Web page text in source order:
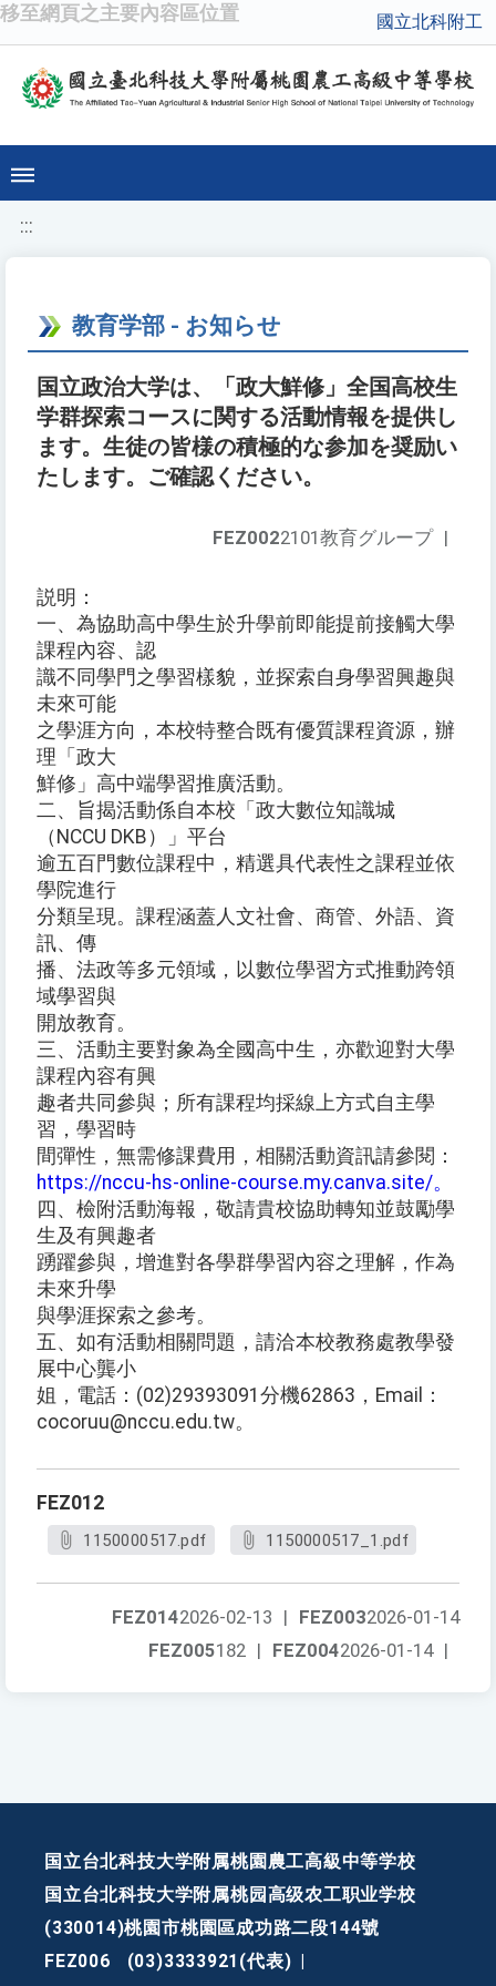
移至網頁之主要內容區位置 國立北科附工
:::
教育学部 - お知らせ
国立政治大学は、「政大鮮修」全国高校生
学群探索コースに関する活動情報を提供し
ます。生徒の皆様の積極的な参加を奨励い
たします。ご確認ください。
FEZ0022101教育グループ |
説明：
一、為協助高中學生於升學前即能提前接觸大學
課程內容、認
識不同學門之學習樣貌，並探索自身學習興趣與
未來可能
之學涯方向，本校特整合既有優質課程資源，辦
理「政大
鮮修」高中端學習推廣活動。
二、旨揭活動係自本校「政大數位知識城
（NCCU DKB）」平台
逾五百門數位課程中，精選具代表性之課程並依
學院進行
分類呈現。課程涵蓋人文社會、商管、外語、資
訊、傳
播、法政等多元領域，以數位學習方式推動跨領
域學習與
開放教育。
三、活動主要對象為全國高中生，亦歡迎對大學
課程內容有興
趣者共同參與；所有課程均採線上方式自主學
習，學習時
間彈性，無需修課費用，相關活動資訊請參閱：
https://nccu-hs-online-course.my.canva.site/。
四、檢附活動海報，敬請貴校協助轉知並鼓勵學
生及有興趣者
踴躍參與，增進對各學群學習內容之理解，作為
未來升學
與學涯探索之參考。
五、如有活動相關問題，請洽本校教務處教學發
展中心龔小
姐，電話：(02)29393091分機62863，Email：
cocoruu@nccu.edu.tw。
FEZ012
1150000517.pdf 1150000517_1.pdf
FEZ0032026-01-14
FEZ0142026-02-13 |
FEZ0042026-01-14 |
FEZ005182 |
国立台北科技大学附属桃園農工高級中等学校
国立台北科技大学附属桃园高级农工职业学校
(330014)桃園市桃園區成功路二段144號
FEZ006
(03)3333921(代表)